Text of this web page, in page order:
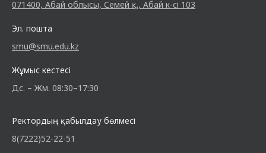
071400, Абай облысы, Семей қ., Абай к-сі 103
Эл. пошта
smu@smu.edu.kz
Жұмыс кестесі
Дс. – Жм. 08:30–17:30
Ректордың қабылдау бөлмесі
8(7222)52-22-51